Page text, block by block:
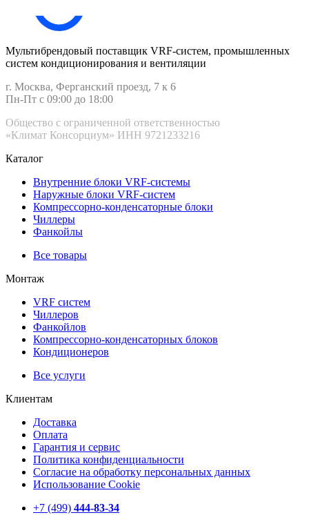
Мультибрендовый поставщик VRF-cистем, промышленных
систем кондиционирования и вентиляции
г. Москва, Ферганский проезд, 7 к 6
Пн-Пт с 09:00 до 18:00
Общество с ограниченной ответственностью
«Климат Консорциум» ИНН 9721233216
Каталог
Внутренние блоки VRF-cистемы
Наружные блоки VRF-cистем
Компрессорно-конденсаторные блоки
Чиллеры
Фанкойлы
Все товары
Монтаж
VRF систем
Чиллеров
Фанкойлов
Компрессорно-конденсаторных блоков
Кондиционеров
Все услуги
Клиентам
Доставка
Оплата
Гарантия и сервис
Политика конфиденциальности
Согласие на обработку персональных данных
Использование Cookie
+7 (499) 444-83-34